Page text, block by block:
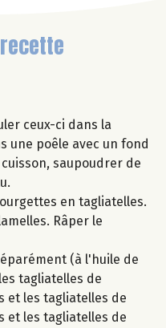
recette
ceux-ci dans la
une poêle avec un fond
saupoudrer de
en tagliatelles.
Râper le
(à l'huile de
tagliatelles de
et les tagliatelles de
et les tagliatelles de